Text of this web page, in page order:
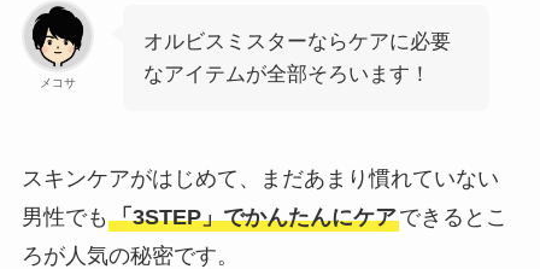
メコサ
オルビスミスターならケアに必要
なアイテムが全部そろいます！
スキンケアがはじめて、まだあまり慣れていない
男性でも 「3STEP」でかんたんにケアできるとこ
ろが人気の秘密です。